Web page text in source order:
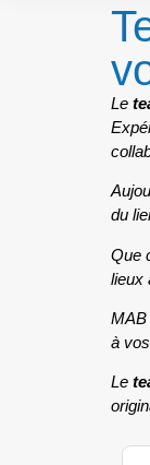
Le
du
Que
lieux
MAB
à
Le